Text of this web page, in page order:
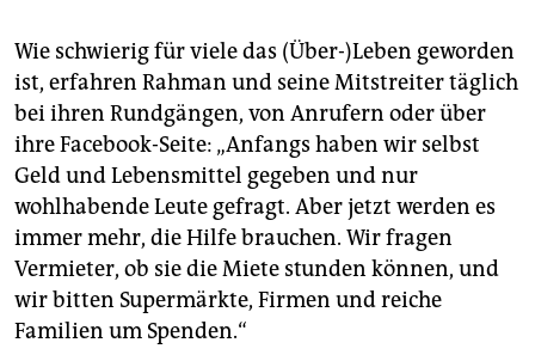
Wie schwierig für viele das (Über-)Leben geworden
ist, erfahren Rahman und seine Mitstreiter täglich
bei ihren Rundgängen, von Anrufern oder über
ihre Facebook-Seite: „Anfangs haben wir selbst
Geld und Lebensmittel gegeben und nur
wohlhabende Leute gefragt. Aber jetzt werden es
immer mehr, die Hilfe brauchen. Wir fragen
Vermieter, ob sie die Miete stunden können, und
wir bitten Supermärkte, Firmen und reiche
Familien um Spenden.“